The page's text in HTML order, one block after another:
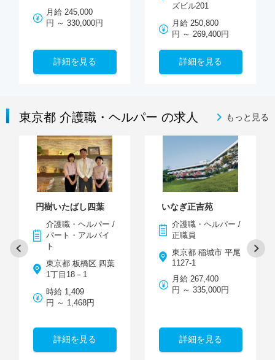
月給 245,000
円 ～ 330,000円
詳細を見る
ズビル201
月給 250,800
円 ～ 269,400円
詳細を見る
東京都 介護職・ヘルパー の求人 もっと見る
円樹いたばし四葉
介護職・ヘルパー /
パート・アルバイ
ト
東京都 板橋区 四葉
1丁目18－1
時給 1,409
円 ～ 1,468円
詳細を見る
いなぎ正吉苑
介護職・ヘルパー /
正職員
東京都 稲城市 平尾
1127-1
月給 267,400
円 ～ 335,000円
詳細を見る